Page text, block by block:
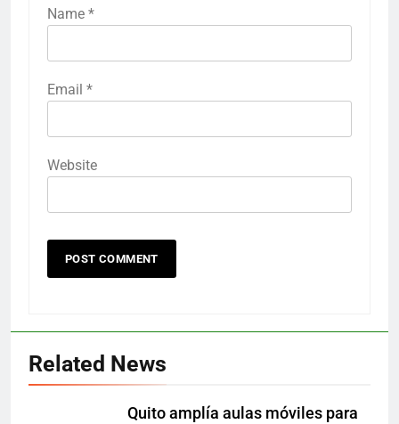
Name *
Email *
Website
Related News
Quito amplía aulas móviles para